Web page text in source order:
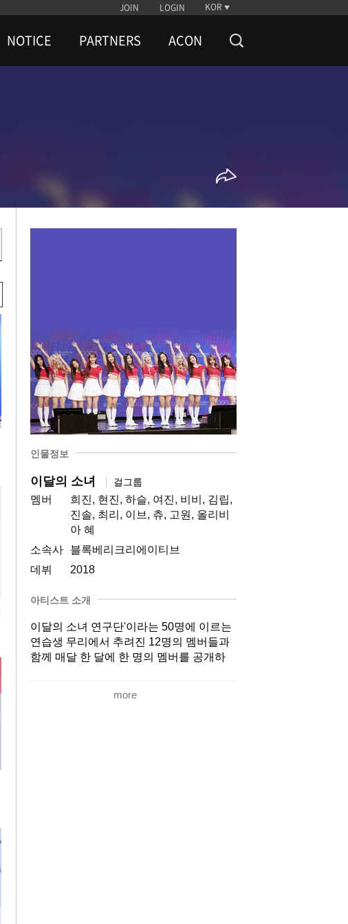
JOIN LOGIN KOR
NOTICE PARTNERS ACON
인물정보
이달의 소녀 걸그룹
멤버
희진, 현진, 하슬, 여진, 비비, 김립,
진솔, 최리, 이브, 츄, 고원, 올리비
아 혜
소속사
블록베리크리에이티브
데뷔
2018
아티스트 소개
이달의 소녀 연구단'이라는 50명에 이르는
연습생 무리에서 추려진 12명의 멤버들과
함께 매달 한 달에 한 명의 멤버를 공개하
슬, 여진, 비비, 김립, 진솔, 최리, 이브, 츄,
more